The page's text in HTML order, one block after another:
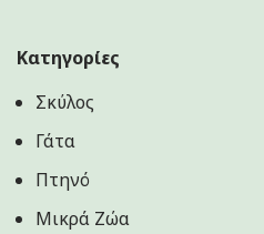
Κατηγορίες
Σκύλος
Γάτα
Πτηνό
Μικρά Ζώα